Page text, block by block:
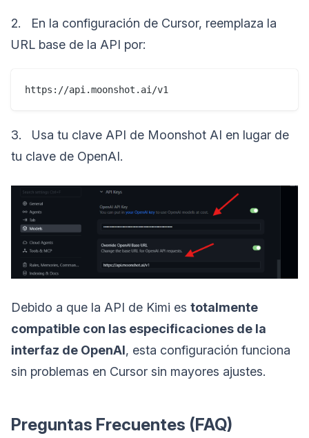
2. En la configuración de Cursor, reemplaza la
URL base de la API por:
3. Usa tu clave API de Moonshot AI en lugar de
tu clave de OpenAI.
Debido a que la API de Kimi es totalmente
compatible con las especificaciones de la
interfaz de OpenAI, esta configuración funciona
sin problemas en Cursor sin mayores ajustes.
Preguntas Frecuentes (FAQ)